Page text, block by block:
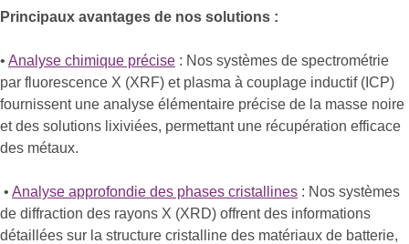
Principaux avantages de nos solutions :
• Analyse chimique précise : Nos systèmes de spectrométrie
par fluorescence X (XRF) et plasma à couplage inductif (ICP)
fournissent une analyse élémentaire précise de la masse noire
et des solutions lixiviées, permettant une récupération efficace
des métaux.
• Analyse approfondie des phases cristallines : Nos systèmes
de diffraction des rayons X (XRD) offrent des informations
détaillées sur la structure cristalline des matériaux de batterie,